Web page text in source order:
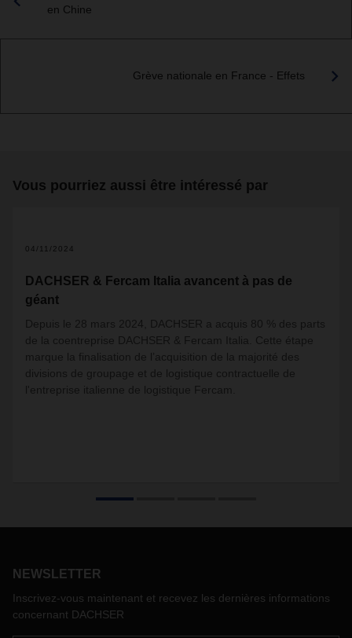
en Chine
Grève nationale en France - Effets
Vous pourriez aussi être intéressé par
04/11/2024
DACHSER & Fercam Italia avancent à pas de
géant
Depuis le 28 mars 2024, DACHSER a acquis 80 % des parts
de la coentreprise DACHSER & Fercam Italia. Cette étape
marque la finalisation de l’acquisition de la majorité des
divisions de groupage et de logistique contractuelle de
l'entreprise italienne de logistique Fercam.
NEWSLETTER
Inscrivez-vous maintenant et recevez les dernières informations
concernant DACHSER